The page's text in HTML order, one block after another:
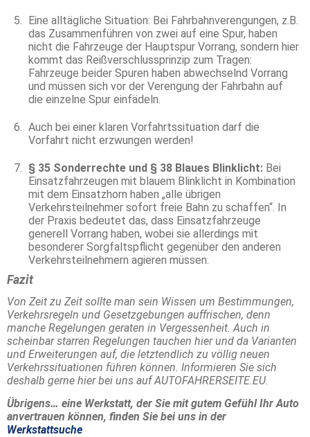
Eine alltägliche Situation: Bei Fahrbahnverengungen, z.B.
das Zusammenführen von zwei auf eine Spur, haben
nicht die Fahrzeuge der Hauptspur Vorrang, sondern hier
kommt das Reißverschlussprinzip zum Tragen:
Fahrzeuge beider Spuren haben abwechselnd Vorrang
und müssen sich vor der Verengung der Fahrbahn auf
die einzelne Spur einfädeln.
Auch bei einer klaren Vorfahrtssituation darf die
Vorfahrt nicht erzwungen werden!
§ 35 Sonderrechte und § 38 Blaues Blinklicht: Bei
Einsatzfahrzeugen mit blauem Blinklicht in Kombination
mit dem Einsatzhorn haben „alle übrigen
Verkehrsteilnehmer sofort freie Bahn zu schaffen“. In
der Praxis bedeutet das, dass Einsatzfahrzeuge
generell Vorrang haben, wobei sie allerdings mit
besonderer Sorgfaltspflicht gegenüber den anderen
Verkehrsteilnehmern agieren müssen.
Fazit
Von Zeit zu Zeit sollte man sein Wissen um Bestimmungen,
Verkehrsregeln und Gesetzgebungen auffrischen, denn
manche Regelungen geraten in Vergessenheit. Auch in
scheinbar starren Regelungen tauchen hier und da Varianten
und Erweiterungen auf, die letztendlich zu völlig neuen
Verkehrssituationen führen können. Informieren Sie sich
deshalb gerne hier bei uns auf AUTOFAHRERSEITE.EU.
Übrigens… eine Werkstatt, der Sie mit gutem Gefühl Ihr Auto
anvertrauen können, finden Sie bei uns in der
Werkstattsuche